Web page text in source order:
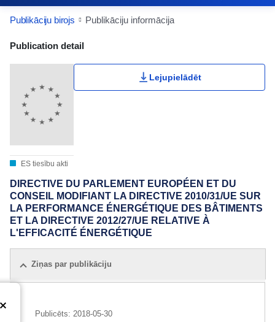
Publikāciju birojs Publikāciju informācija
Publication Detail Actions Portlet
Publication detail
ES tiesību akti
Lejupielādēt
DIRECTIVE DU PARLEMENT EUROPÉEN ET DU
CONSEIL MODIFIANT LA DIRECTIVE 2010/31/UE SUR
LA PERFORMANCE ÉNERGÉTIQUE DES BÂTIMENTS
ET LA DIRECTIVE 2012/27/UE RELATIVE À
L'EFFICACITÉ ÉNERGÉTIQUE
Ziņas par publikāciju
Publicēts: 2018-05-30